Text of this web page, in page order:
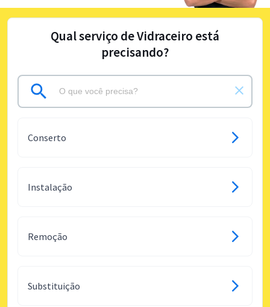
Qual serviço de Vidraceiro está
precisando?
Conserto
Instalação
Remoção
Substituição